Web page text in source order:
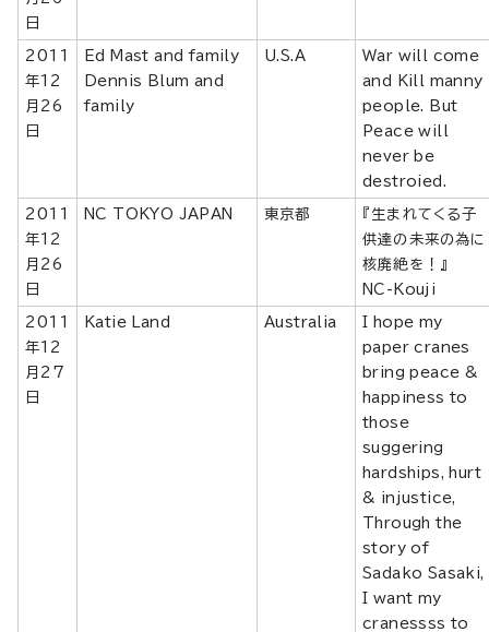
日
2011
年12
月26
日
Ed Mast and family
Dennis Blum and
family
U.S.A
War will come
and Kill manny
people. But
Peace will
never be
destroied.
2011
年12
月26
日
NC TOKYO JAPAN 東京都
『生まれてくる子
供達の未来の為に
核廃絶を！』
NC-Kouji
2011
年12
月27
日
Katie Land Australia
I hope my
paper cranes
bring peace &
happiness to
those
suggering
hardships, hurt
& injustice,
Through the
story of
Sadako Sasaki,
I want my
cranessss to